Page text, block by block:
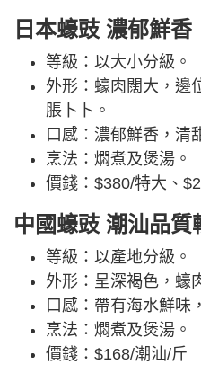
日本蠔豉 濃郁鮮香
等級：以大小分級。
外形：蠔肉闊大，邊
脹卜卜。
口感：濃郁鮮香，清
烹法：燜煮及煲湯。
價錢：$380/特大、
中國蠔豉 潮汕品質
等級：以產地分級。
外形：呈深褐色，蠔
口感：帶有海水鮮味
烹法：燜煮及煲湯。
價錢：$168/潮汕/斤